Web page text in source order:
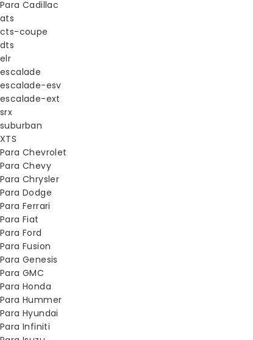
Para Cadillac
ats
cts-coupe
dts
elr
escalade
escalade-esv
escalade-ext
srx
suburban
XTS
Para Chevrolet
Para Chevy
Para Chrysler
Para Dodge
Para Ferrari
Para Fiat
Para Ford
Para Fusion
Para Genesis
Para GMC
Para Honda
Para Hummer
Para Hyundai
Para Infiniti